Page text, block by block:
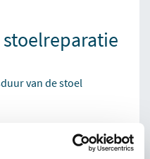
van de stoel
komen indien nodig